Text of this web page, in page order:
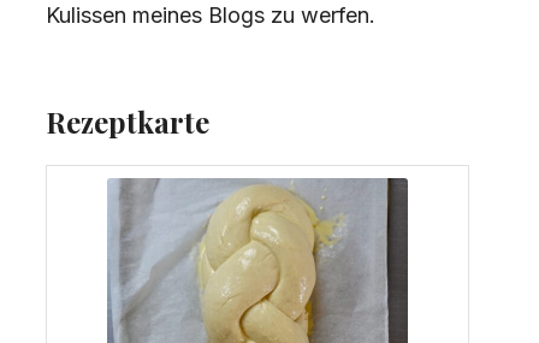
Kulissen meines Blogs zu werfen.
Rezeptkarte